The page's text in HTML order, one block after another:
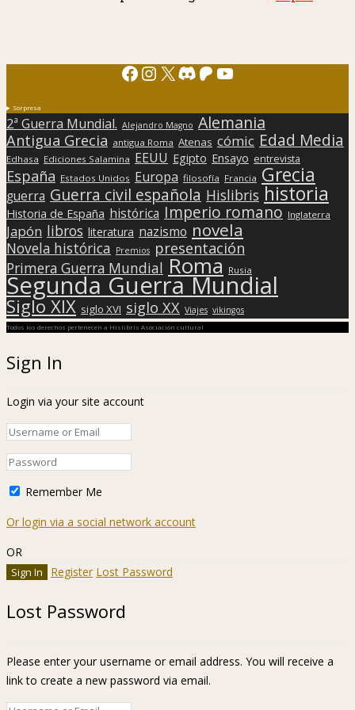
Facebook
Instagram
X Discord
Patreon
YouTube
Sorpresa
2ª Guerra Mundial. Alejandro Magno Alemania
Antigua Grecia antigua Roma Atenas cómic Edad Media
Edhasa Ediciones Salamina EEUU Egipto Ensayo entrevista
España Estados Unidos Europa filosofía Francia Grecia
guerra Guerra civil española Hislibris historia
Historia de España histórica Imperio romano Inglaterra
Japón libros literatura nazismo novela
Novela histórica Premios presentación
Primera Guerra Mundial Roma Rusia
Segunda Guerra Mundial
Siglo XIX siglo XVI siglo XX Viajes vikingos
Todos los derechos pertenecen a Hislibris Asociación cultural
Sign In
Login via your site account
Remember Me
Or login via a social network account
OR
Register Lost Password
Lost Password
Please enter your username or email address. You will receive a
link to create a new password via email.